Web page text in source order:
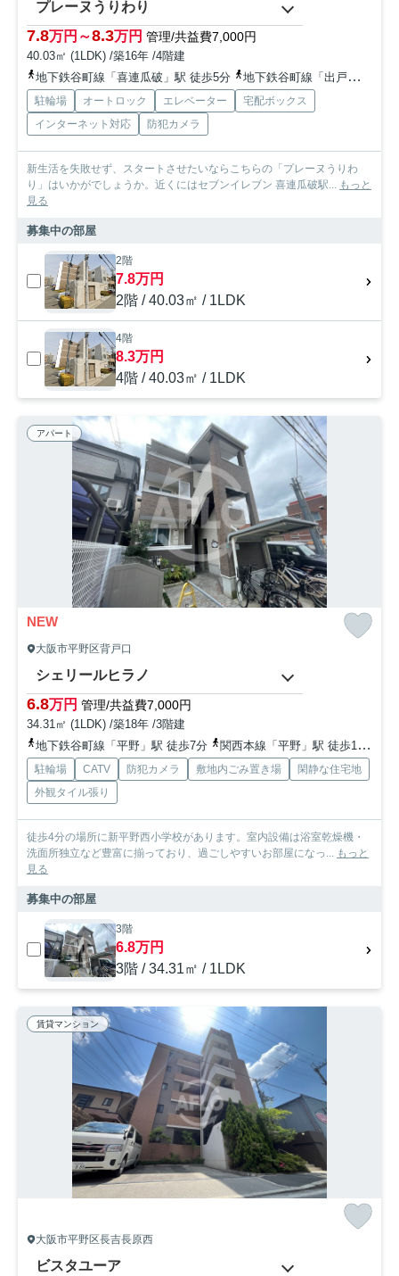
プレーヌうりわり
7.8万円～8.3万円 管理/共益費7,000円
40.03㎡ (1LDK) /築16年 /4階建
地下鉄谷町線「喜連瓜破」駅 徒歩5分
地下鉄谷町線「出戸」駅 徒歩13分
駐輪場 オートロック エレベーター
宅配ボックス
インターネット対応
防犯カメラ
新生活を失敗せず、スタートさせたいならこちらの「プレーヌうりわ
り」はいかがでしょうか。近くにはセブンイレブン 喜連瓜破駅... もっと
見る
募集中の部屋
2階
7.8万円
2階 / 40.03㎡ / 1LDK
4階
8.3万円
4階 / 40.03㎡ / 1LDK
アパート
NEW
大阪市平野区背戸口
シェリールヒラノ
6.8万円 管理/共益費7,000円
34.31㎡ (1LDK) /築18年 /3階建
地下鉄谷町線「平野」駅 徒歩7分
関西本線「平野」駅 徒歩17分
駐輪場 CATV 防犯カメラ 敷地内ごみ置き場
閑静な住宅地
外観タイル張り
徒歩4分の場所に新平野西小学校があります。室内設備は浴室乾燥機・
洗面所独立など豊富に揃っており、過ごしやすいお部屋になっ... もっと
見る
募集中の部屋
3階
6.8万円
3階 / 34.31㎡ / 1LDK
賃貸マンション
大阪市平野区長吉長原西
ビスタユーア